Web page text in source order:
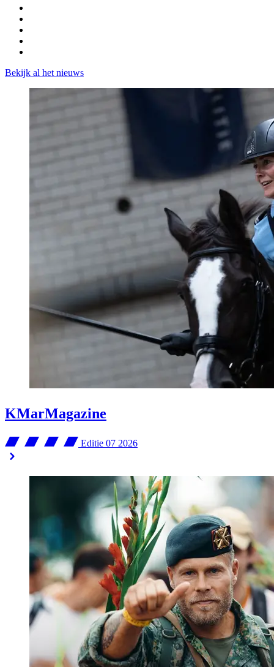
Bekijk al het nieuws
KMarMagazine
Editie 07 2026